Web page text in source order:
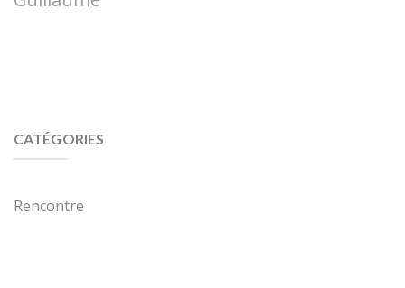
CATÉGORIES
Rencontre